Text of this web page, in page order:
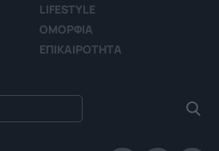
LIFESTYLE
ΟΜΟΡΦΙΑ
ΕΠΙΚΑΙΡΟΤΗΤΑ